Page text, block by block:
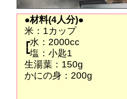
●材料(4人分)●
米：1カップ
┏水：2000cc
┗塩：小匙1
生湯葉：150g
かにの身：200g